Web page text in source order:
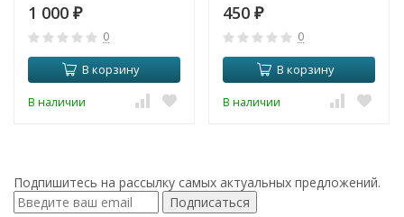
1 000 ₽
0
В корзину
В наличии
450 ₽
0
В корзину
В наличии
Подпишитесь на рассылку самых актуальных предложений.
Подписаться